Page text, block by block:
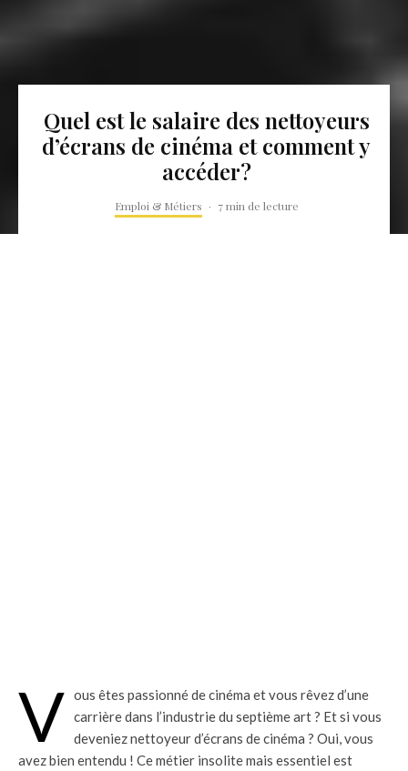
Quel est le salaire des nettoyeurs
d’écrans de cinéma et comment y
accéder?
Emploi & Métiers · 7 min de lecture
V ous êtes passionné de cinéma et vous rêvez d’une
carrière dans l’industrie du septième art ? Et si vous
deveniez nettoyeur d’écrans de cinéma ? Oui, vous
avez bien entendu ! Ce métier insolite mais essentiel est